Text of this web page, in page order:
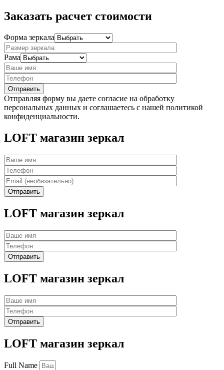
Заказать расчет стоимости
Форма зеркала
Рама
Отправляя форму вы даете согласие на обработку
персональных данных и соглашаетесь с нашей политикой
конфиденциальности.
LOFT магазин зеркал
LOFT магазин зеркал
LOFT магазин зеркал
LOFT магазин зеркал
Full Name